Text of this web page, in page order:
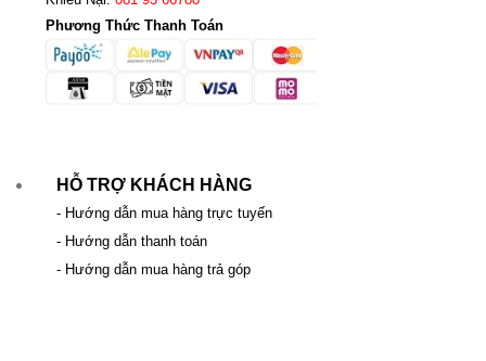
Phương Thức Thanh Toán
HỖ TRỢ KHÁCH HÀNG
- Hướng dẫn mua hàng trực tuyến
- Hướng dẫn thanh toán
- Hướng dẫn mua hàng trả góp